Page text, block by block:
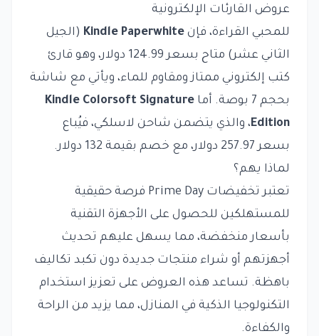
عروض القارئات الإلكترونية
للمحبي القراءة، فإن Kindle Paperwhite (الجيل
الثاني عشر) متاح بسعر 124.99 دولار، وهو قارئ
كتب إلكتروني ممتاز ومقاوم للماء، ويأتي مع شاشة
بحجم 7 بوصة. أما
Kindle Colorsoft Signature
Edition، والذي يتضمن شاحن لاسلكي، فيُباع
بسعر 257.97 دولار، مع خصم بقيمة 132 دولار.
لماذا يهم؟
تعتبر تخفيضات Prime Day فرصة حقيقية
للمستهلكين للحصول على الأجهزة التقنية
بأسعار منخفضة، مما يسهل عليهم تحديث
أجهزتهم أو شراء منتجات جديدة دون تكبد تكاليف
باهظة. تساعد هذه العروض على تعزيز استخدام
التكنولوجيا الذكية في المنازل، مما يزيد من الراحة
والكفاءة.